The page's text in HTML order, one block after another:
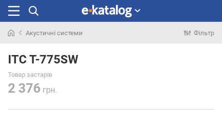
раніше
Акустичні системи Фільтр
ITC T-775SW
Товар застарів
2 376 грн.